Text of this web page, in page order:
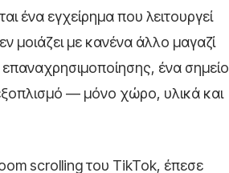
ένα εγχείρημα που λειτουργεί
μοιάζει με κανένα άλλο μαγαζί
επαναχρησιμοποίησης, ένα σημείο
— μόνο χώρο, υλικά και
scrolling του TikTok, έπεσε